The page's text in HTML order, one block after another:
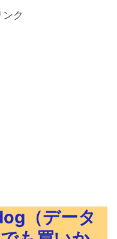
ク
（データ